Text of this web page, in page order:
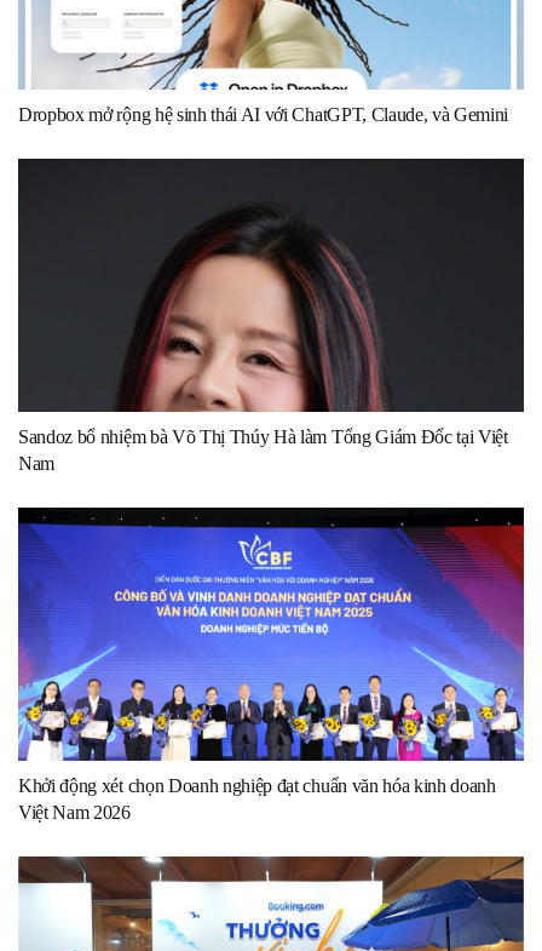
Dropbox mở rộng hệ sinh thái AI với ChatGPT, Claude, và Gemini
Sandoz bổ nhiệm bà Võ Thị Thúy Hà làm Tổng Giám Đốc tại Việt
Nam
Khởi động xét chọn Doanh nghiệp đạt chuẩn văn hóa kinh doanh
Việt Nam 2026